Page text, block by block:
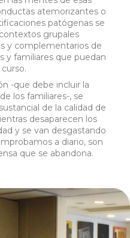
atemorizantes o
patógenas se
grupales
y complementarios de
y familiares que puedan
-que debe incluir la
los familiares-, se
de la calidad de
desaparecen los
y se van desgastando
a diario, son
que se abandona.